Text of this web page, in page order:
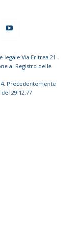
Via Eritrea 21 -
al Registro delle
Precedentemente
29.12.77